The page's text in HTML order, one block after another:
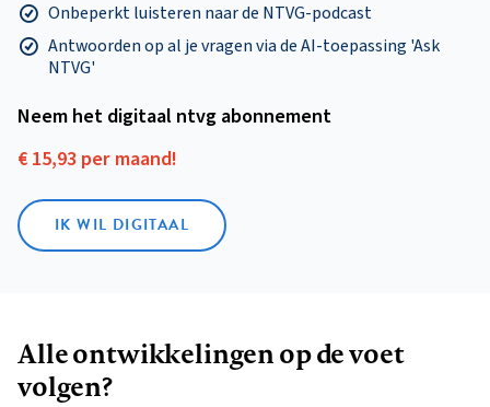
Onbeperkt luisteren naar de NTVG-podcast
Antwoorden op al je vragen via de AI-toepassing 'Ask
NTVG'
Neem het digitaal ntvg abonnement
€ 15,93 per maand!
IK WIL DIGITAAL
Alle ontwikkelingen op de voet
volgen?